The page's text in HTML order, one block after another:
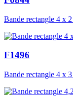
Bande rectangle 4 x
F1496
Bande rectangle 4 x